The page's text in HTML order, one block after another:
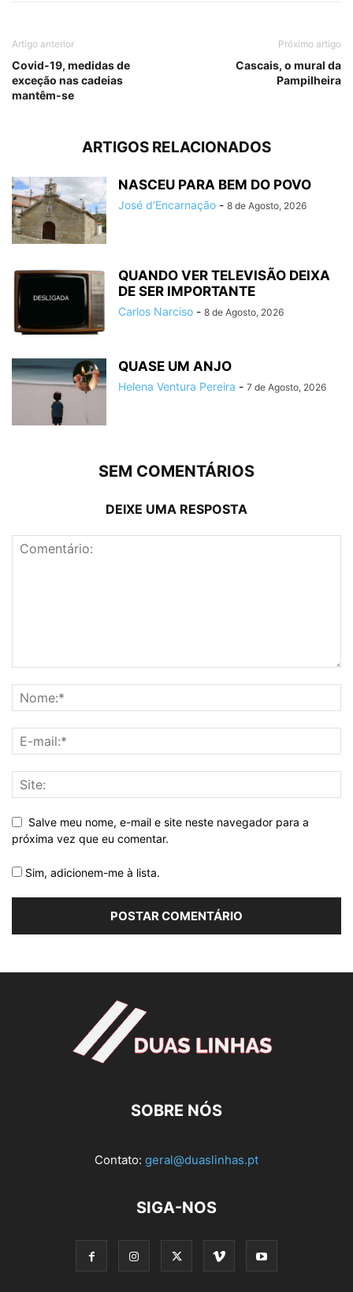
Artigo anterior
Covid-19, medidas de
exceção nas cadeias
mantêm-se
Próximo artigo
Cascais, o mural da
Pampilheira
ARTIGOS RELACIONADOS
NASCEU PARA BEM DO POVO
José d'Encarnação - 8 de Agosto, 2026
QUANDO VER TELEVISÃO DEIXA
DE SER IMPORTANTE
Carlos Narciso - 8 de Agosto, 2026
QUASE UM ANJO
Helena Ventura Pereira - 7 de Agosto, 2026
SEM COMENTÁRIOS
DEIXE UMA RESPOSTA
Salve meu nome, e-mail e site neste navegador para a
próxima vez que eu comentar.
Sim, adicionem-me à lista.
SOBRE NÓS
Contato: geral@duaslinhas.pt
SIGA-NOS